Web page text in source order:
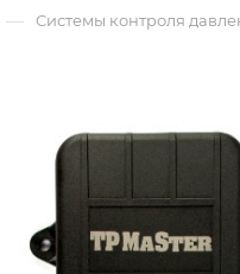
— Системы контроля